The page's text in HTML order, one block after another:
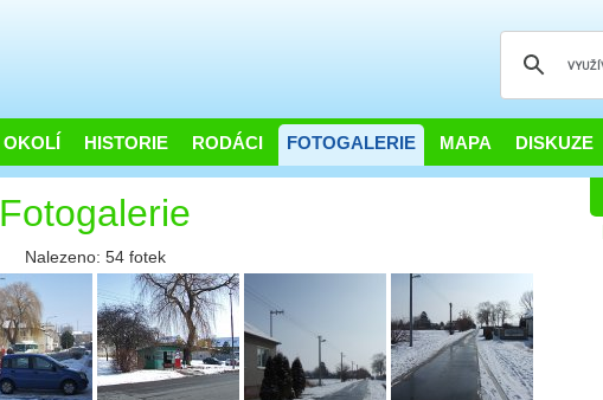
OKOLÍ HISTORIE RODÁCI FOTOGALERIE MAPA DISKUZE
Fotogalerie
Nalezeno: 54 fotek